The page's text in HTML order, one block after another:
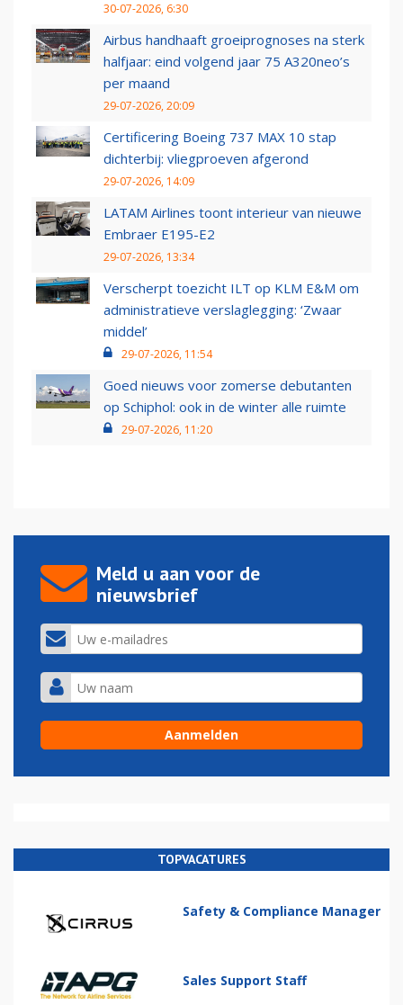
30-07-2026, 6:30
Airbus handhaaft groeiprognoses na sterk
halfjaar: eind volgend jaar 75 A320neo’s
per maand
29-07-2026, 20:09
Certificering Boeing 737 MAX 10 stap
dichterbij: vliegproeven afgerond
29-07-2026, 14:09
LATAM Airlines toont interieur van nieuwe
Embraer E195-E2
29-07-2026, 13:34
Verscherpt toezicht ILT op KLM E&M om
administratieve verslaglegging: ‘Zwaar
middel’
29-07-2026, 11:54
Goed nieuws voor zomerse debutanten
op Schiphol: ook in de winter alle ruimte
29-07-2026, 11:20
Meld u aan voor de
nieuwsbrief
TOPVACATURES
Safety & Compliance Manager
Sales Support Staff